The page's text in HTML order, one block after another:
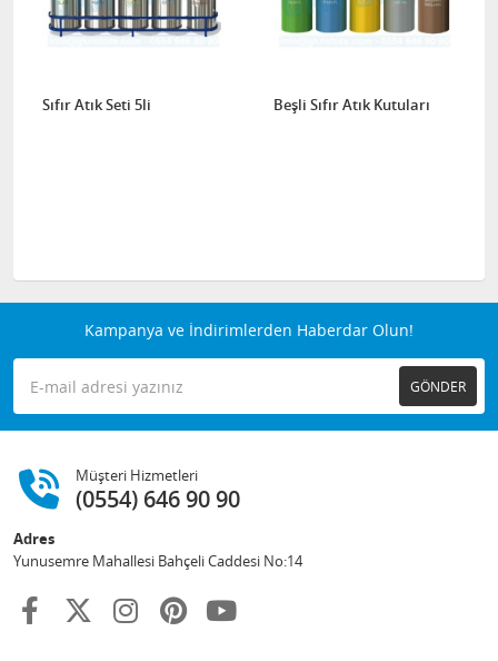
Sıfır Atık Seti 5li Beşli Sıfır Atık Kutuları
Kampanya ve İndirimlerden Haberdar Olun!
GÖNDER
Müşteri Hizmetleri
(0554) 646 90 90
Adres
Yunusemre Mahallesi Bahçeli Caddesi No:14